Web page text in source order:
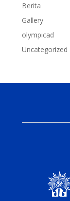
Berita
Gallery
olympicad
Uncategorized